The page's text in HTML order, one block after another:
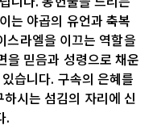
는 야곱의 유언과 축복
라엘을 이끄는 역할을
을 믿음과 성령으로 채운
습니다. 구속의 은혜를
시는 섬김의 자리에 신
.